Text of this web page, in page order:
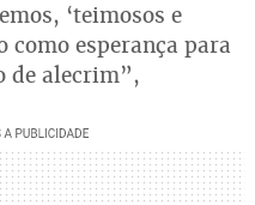
‘teimosos e
como esperança para
de alecrim”,